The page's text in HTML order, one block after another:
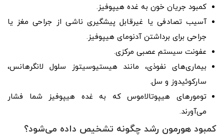
کمبود جریان خون به غده هیپوفیز.
آسیب تصادفی یا غیرقابل پیشگیری ناشی از جراحی مغز یا
جراحی برای برداشتن آدنومای هیپوفیز.
عفونت سیستم عصبی مرکزی.
بیماری‌های نفوذی، مانند هیستیوسیتوز سلول لانگرهانس،
سارکوئیدوز و سل.
تومورهای هیپوتالاموس که به غده هیپوفیز شما فشار
می‌آورند.
کمبود هورمون رشد چگونه تشخیص داده می‌شود؟